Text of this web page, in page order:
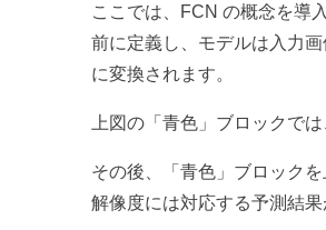
ここでは、FCN の概念を導
前に定義し、モデルは入力
に変換されます。
上図の「青色」ブロックで
その後、「青色」ブロック
解像度には対応する予測結